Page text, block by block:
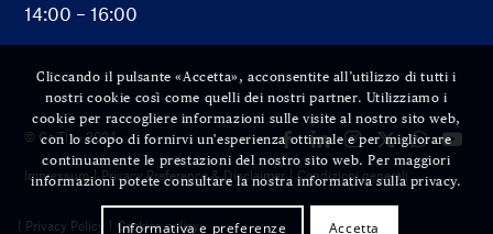
14:00 – 16:00
© Cc-Ti — 2024
Impressum Privacy Preference & Disclaimer Condizioni generali
Privacy Policy Cookies policy
Cliccando il pulsante «Accetta», acconsentite all’utilizzo di tutti i
nostri cookie così come quelli dei nostri partner. Utilizziamo i
cookie per raccogliere informazioni sulle visite al nostro sito web,
con lo scopo di fornirvi un'esperienza ottimale e per migliorare
continuamente le prestazioni del nostro sito web. Per maggiori
informazioni potete consultare la nostra informativa sulla privacy.
Informativa e preferenze Accetta